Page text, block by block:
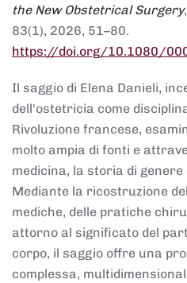
the New Obstetrical Surgery
83(1), 2026, 51–80.
https://doi.org/10.1080/
Il saggio di Elena Danieli,
dell'ostetricia come
Rivoluzione francese,
molto ampia di fonti e
medicina, la storia di
Mediante la ricostruzione
mediche, delle pratiche
attorno al significato del
corpo, il saggio offre una
complessa,